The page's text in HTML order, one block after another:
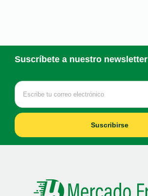
Suscríbete a nuestro newsletter
Suscribirse